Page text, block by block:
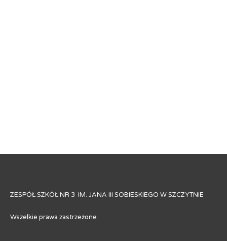
ZESPÓŁ SZKÓŁ NR 3 IM. JANA III SOBIESKIEGO W SZCZYTNIE
Wszelkie prawa zastrzeżone